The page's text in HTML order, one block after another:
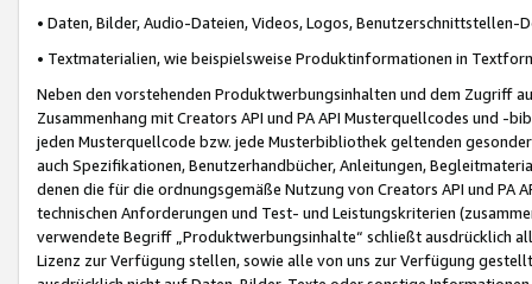
• Daten, Bilder, Audio-Dateien, Videos, Logos, Benutzerschnittstellen-
• Textmaterialien, wie beispielsweise Produktinformationen in
Neben den vorstehenden Produktwerbungsinhalten und dem Zugriff
Zusammenhang mit Creators API und PA API Musterquellcodes und
jeden Musterquellcode bzw. jede Musterbibliothek geltenden
auch Spezifikationen, Benutzerhandbücher, Anleitungen,
denen die für die ordnungsgemäße Nutzung von Creators API und PA
technischen Anforderungen und Test- und Leistungskriterien
verwendete Begriff „Produktwerbungsinhalte“ schließt ausdrücklich
Lizenz zur Verfügung stellen, sowie alle von uns zur Verfügung